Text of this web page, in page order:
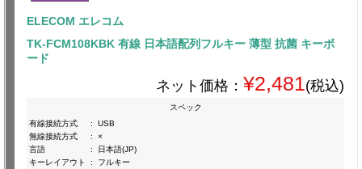
ELECOM エレコム
TK-FCM108KBK 有線 日本語配列フルキー 薄型 抗菌 キーボ
ード
ネット価格： ¥2,481(税込)
スペック
有線接続方式
:
USB
無線接続方式
:
×
言語
:
日本語(JP)
キーレイアウト
:
フルキー